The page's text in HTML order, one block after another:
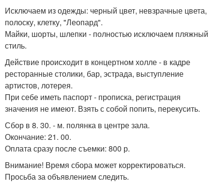
Исключаем из одежды: черный цвет, невзрачные цвета,
полоску, клетку, "Леопард".
Майки, шорты, шлепки - полностью исключаем пляжный
стиль.
Действие происходит в концертном холле - в кадре
ресторанные столики, бар, эстрада, выступление
артистов, лотерея.
При себе иметь паспорт - прописка, регистрация
значения не имеют. Взять с собой попить, перекусить.
Сбор в 8. 30. - м. полянка в центре зала.
Окончание: 21. 00.
Оплата сразу после съемки: 800 р.
Внимание! Время сбора может корректироваться.
Просьба за объявлением следить.